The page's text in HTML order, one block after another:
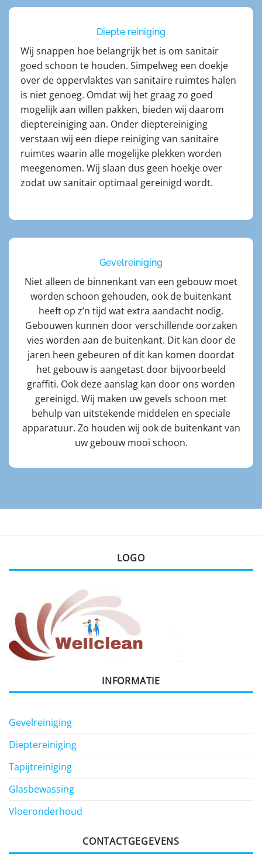
Diepte reiniging
Wij snappen hoe belangrijk het is om sanitair
goed schoon te houden. Simpelweg een doekje
over de oppervlaktes van sanitaire ruimtes halen
is niet genoeg. Omdat wij het graag zo goed
mogelijk aan willen pakken, bieden wij daarom
dieptereiniging aan. Onder dieptereiniging
verstaan wij een diepe reiniging van sanitaire
ruimtes waarin alle mogelijke plekken worden
meegenomen. Wij slaan dus geen hoekje over
zodat uw sanitair optimaal gereinigd wordt.
Gevelreiniging
Niet alleen de binnenkant van een gebouw moet
worden schoon gehouden, ook de buitenkant
heeft op z’n tijd wat extra aandacht nodig.
Gebouwen kunnen door verschillende oorzaken
vies worden aan de buitenkant. Dit kan door de
jaren heen gebeuren of dit kan komen doordat
het gebouw is aangetast door bijvoorbeeld
graffiti. Ook deze aanslag kan door ons worden
gereinigd. Wij maken uw gevels schoon met
behulp van uitstekende middelen en speciale
apparatuur. Zo houden wij ook de buitenkant van
uw gebouw mooi schoon.
LOGO
INFORMATIE
Gevelreiniging
Dieptereiniging
Tapijtreiniging
Glasbewassing
Vloeronderhoud
CONTACTGEGEVENS